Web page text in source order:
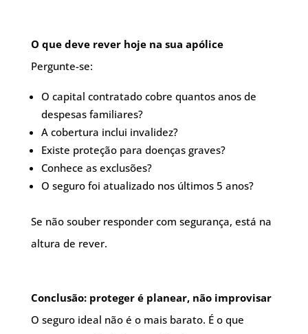
O que deve rever hoje na sua apólice
Pergunte-se:
O capital contratado cobre quantos anos de
despesas familiares?
A cobertura inclui invalidez?
Existe proteção para doenças graves?
Conhece as exclusões?
O seguro foi atualizado nos últimos 5 anos?
Se não souber responder com segurança, está na
altura de rever.
Conclusão: proteger é planear, não improvisar
O seguro ideal não é o mais barato. É o que